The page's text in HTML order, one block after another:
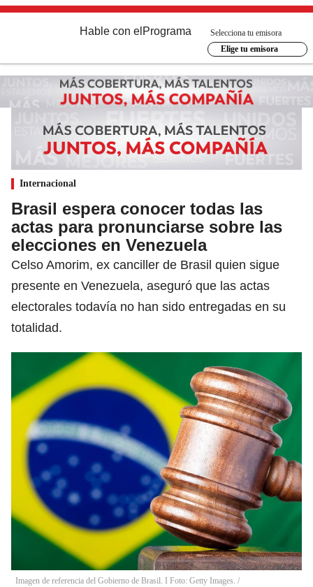
Hable con el Programa
Selecciona tu emisora
Elige tu emisora
Internacional
Brasil espera conocer todas las
actas para pronunciarse sobre las
elecciones en Venezuela
Celso Amorim, ex canciller de Brasil quien sigue
presente en Venezuela, aseguró que las actas
electorales todavía no han sido entregadas en su
totalidad.
Imagen de referencia del Gobierno de Brasil. I Foto: Getty Images. /